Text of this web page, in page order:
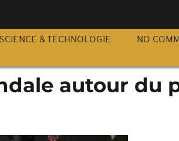
SCIENCE & TECHNOLOGIE NO
autour du